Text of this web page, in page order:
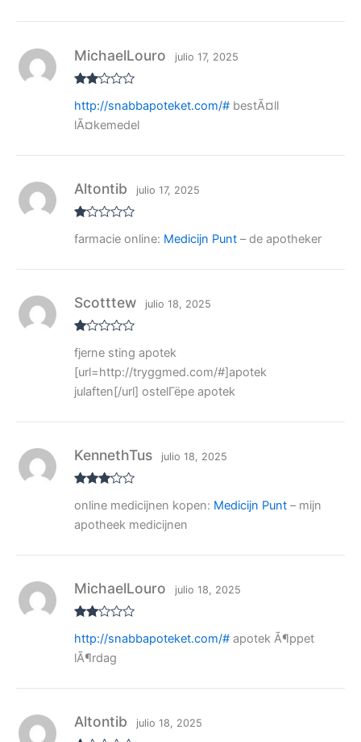
rado
con
2de
MichaelLouro julio 17, 2025
http://snabbapoteket.com/#bestÃ¤ll
lÃ¤kemedel
al
o
n
1
de
5
Altontib julio 17, 2025
farmacie online: Medicijn Punt– de apotheker
al
or
ad
o
co
1
Scotttew julio 18, 2025
fjerne sting apotek
[url=http://tryggmed.com/#]apotek
julaften[/url] ostelГёpe apotek
do con
de 5
KennethTus julio 18, 2025
online medicijnen kopen: Medicijn Punt– mijn
apotheek medicijnen
rado
con
2de
MichaelLouro julio 18, 2025
http://snabbapoteket.com/#apotek Ã¶ppet
lÃ¶rdag
Altontib julio 18, 2025